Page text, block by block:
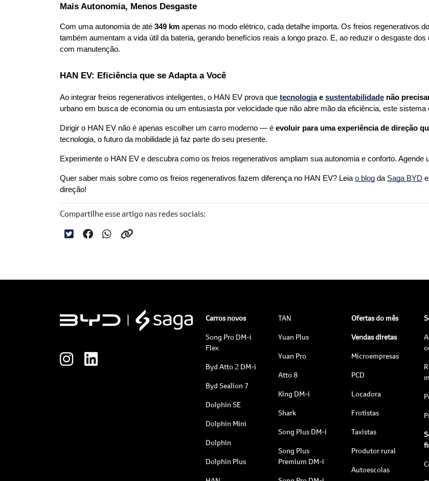
Mais Autonomia, Menos Desgaste
Com uma autonomia de até 349 km apenas no modo elétrico, cada detalhe importa. Os freios regenerativos
também aumentam a vida útil da bateria, gerando benefícios reais a longo prazo. E, ao reduzir o desgaste
com manutenção.
HAN EV: Eficiência que se Adapta a Você
Ao integrar freios regenerativos inteligentes, o HAN EV prova que tecnologia e sustentabilidade não
urbano em busca de economia ou um entusiasta por velocidade que não abre mão da eficiência, este
Dirigir o HAN EV não é apenas escolher um carro moderno — é evoluir para uma experiência de direção
tecnologia, o futuro da mobilidade já faz parte do seu presente.
Experimente o HAN EV e descubra como os freios regenerativos ampliam sua autonomia e conforto. Agende
Quer saber mais sobre como os freios regenerativos fazem diferença no HAN EV? Leia o blog da Saga BYD
direção!
Compartilhe esse artigo nas redes sociais:
Carros novos
Song Pro DM-i
Flex
Byd Atto 2 DM-i
Byd Sealion 7
Dolphin SE
Dolphin Mini
Dolphin
Dolphin Plus
TAN
Yuan Plus
Yuan Pro
Atto 8
King DM-i
Shark
Song Plus DM-i
Song Plus
Premium DM-i
Ofertas do mês
Vendas diretas
Microempresas
PCD
Locadora
Frotistas
Taxistas
Produtor rural
Autoescolas